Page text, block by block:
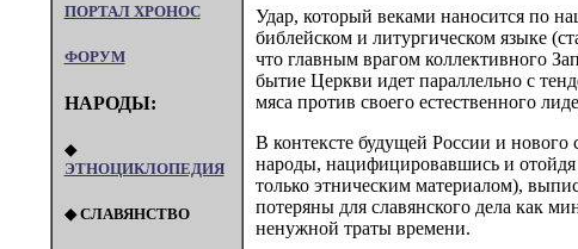
ПОРТАЛ XPOHOC
ФОРУМ
НАРОДЫ:
◆
ЭТНОЦИКЛОПЕДИЯ
◆ СЛАВЯНСТВО
Удар, который веками наносится по
библейском и литургическом языке
что главным врагом коллективного
бытие Церкви идет параллельно с
мяса против своего естественного
В контексте будущей России и нового
народы, нацифицировавшись и отойдя
только этническим материалом),
потеряны для славянского дела как
ненужной траты времени.